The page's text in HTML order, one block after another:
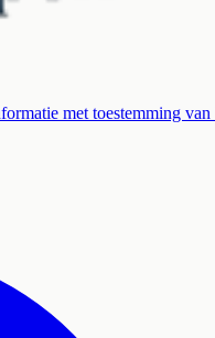
met toestemming